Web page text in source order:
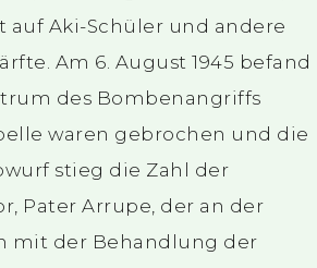
auf Aki-Schüler und andere
Am 6. August 1945 befand
des Bombenangriffs
waren gebrochen und die
stieg die Zahl der
Pater Arrupe, der an der
mit der Behandlung der